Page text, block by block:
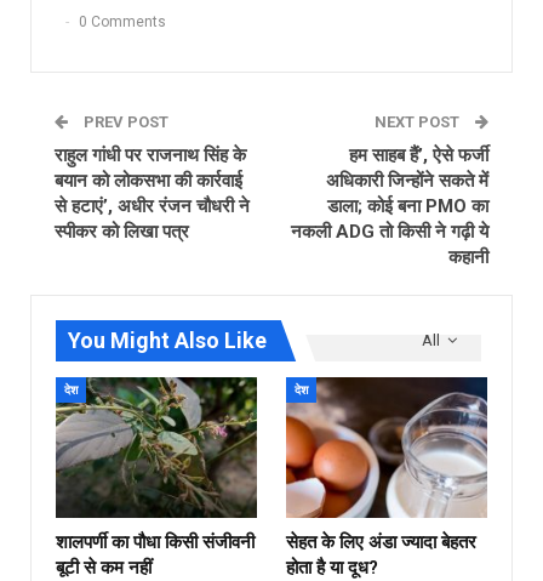
0 Comments
PREV POST
राहुल गांधी पर राजनाथ सिंह के
बयान को लोकसभा की कार्रवाई
से हटाएं’, अधीर रंजन चौधरी ने
स्पीकर को लिखा पत्र
NEXT POST
हम साहब हैं’, ऐसे फर्जी
अधिकारी जिन्होंने सकते में
डाला; कोई बना PMO का
नकली ADG तो किसी ने गढ़ी ये
कहानी
All
You Might Also Like
देश
शालपर्णी का पौधा किसी संजीवनी
बूटी से कम नहीं
देश
सेहत के लिए अंडा ज्यादा बेहतर
होता है या दूध?